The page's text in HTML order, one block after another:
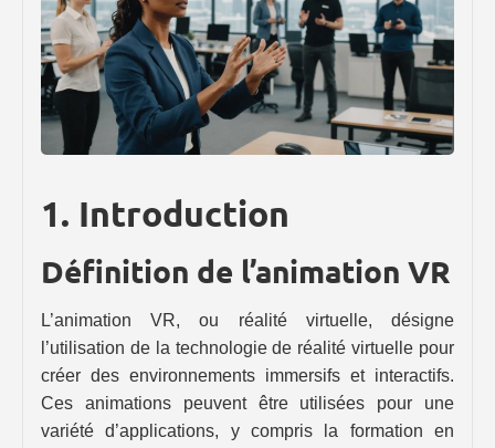
1. Introduction
Définition de l’animation VR
L’animation VR, ou réalité virtuelle, désigne
l’utilisation de la technologie de réalité virtuelle pour
créer des environnements immersifs et interactifs.
Ces animations peuvent être utilisées pour une
variété d’applications, y compris la formation en